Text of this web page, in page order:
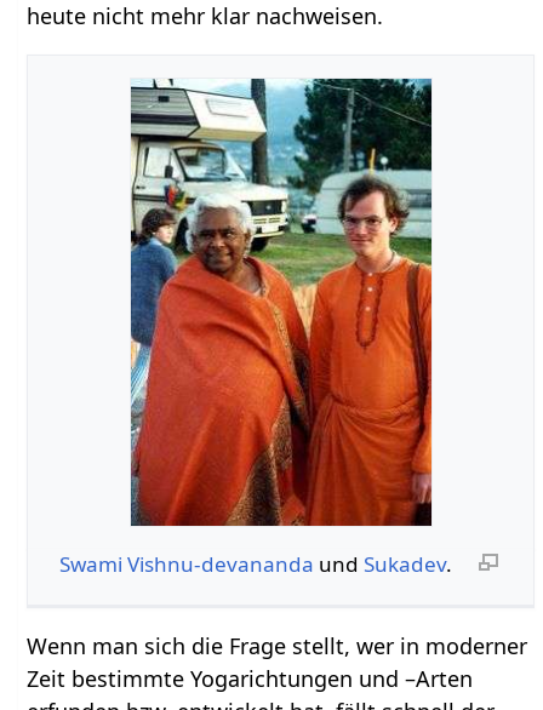
heute nicht mehr klar nachweisen.
Swami Vishnu-devananda und Sukadev.
Wenn man sich die Frage stellt, wer in moderner
Zeit bestimmte Yogarichtungen und –Arten